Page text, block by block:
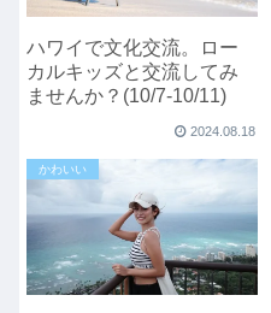
ハワイで文化交流。ロー
カルキッズと交流してみ
ませんか？(10/7-10/11)
2024.08.18
かわいい